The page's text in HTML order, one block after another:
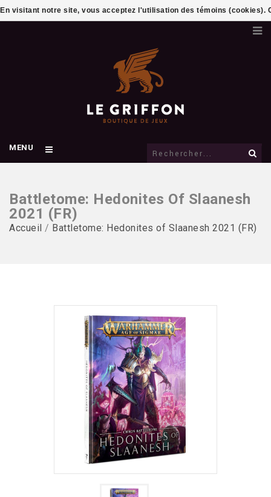
MENU
Battletome: Hedonites Of Slaanesh
2021 (FR)
Accueil / Battletome: Hedonites of Slaanesh 2021 (FR)
En visitant notre site, vous acceptez l'utilisation des témoins